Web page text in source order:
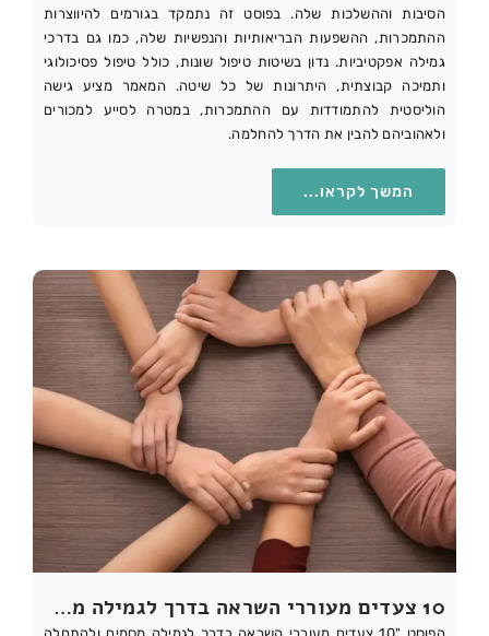
הסיבות וההשלכות שלה. בפוסט זה נתמקד בגורמים להיווצרות
ההתמכרות, ההשפעות הבריאותיות והנפשיות שלה, כמו גם בדרכי
גמילה אפקטיביות. נדון בשיטות טיפול שונות, כולל טיפול פסיכולוגי
ותמיכה קבוצתית, היתרונות של כל שיטה. המאמר מציע גישה
הוליסטית להתמודדות עם ההתמכרות, במטרה לסייע למכורים
ולאהוביהם להבין את הדרך להחלמה.
המשך לקראו...
10 צעדים מעוררי השראה בדרך לגמילה מסמים ולהתחלה חדשה